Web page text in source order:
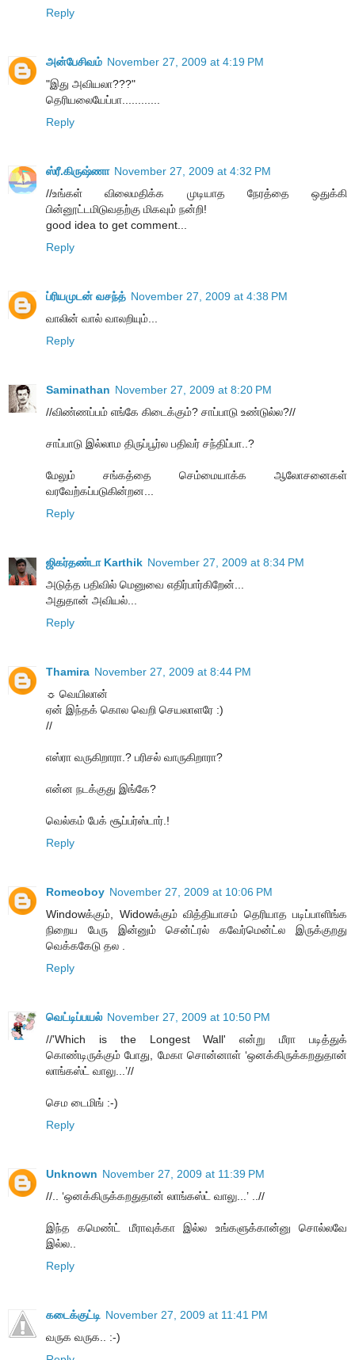
Reply
அன்பேசிவம் November 27, 2009 at 4:19 PM
"இது அவியலா???"
தெரியலையேப்பா............
Reply
ஸ்ரீ.கிருஷ்ணா November 27, 2009 at 4:32 PM
//உங்கள் விலைமதிக்க முடியாத நேரத்தை ஒதுக்கி
பின்னூட்டமிடுவதற்கு மிகவும் நன்றி!
good idea to get comment...
Reply
ப்ரியமுடன் வசந்த் November 27, 2009 at 4:38 PM
வாலின் வால் வாலறியும்...
Reply
Saminathan November 27, 2009 at 8:20 PM
//விண்ணப்பம் எங்கே கிடைக்கும்? சாப்பாடு உண்டுல்ல?//
சாப்பாடு இல்லாம திருப்பூர்ல பதிவர் சந்திப்பா..?
மேலும் சங்கத்தை செம்மையாக்க ஆலோசனைகள்
வரவேற்கப்படுகின்றன...
Reply
ஜிகர்தண்டா Karthik November 27, 2009 at 8:34 PM
அடுத்த பதிவில் மெனுவை எதிர்பார்கிறேன்...
அதுதான் அவியல்...
Reply
Thamira November 27, 2009 at 8:44 PM
☼ வெயிலான்
ஏன் இந்தக் கொல வெறி செயலாளரே :)
//
எஸ்ரா வருகிறாரா.? பரிசல் வாருகிறாரா?
என்ன நடக்குது இங்கே?
வெல்கம் பேக் சூப்பர்ஸ்டார்.!
Reply
Romeoboy November 27, 2009 at 10:06 PM
Windowக்கும், Widowக்கும் வித்தியாசம் தெரியாத படிப்பாளிங்க
நிறைய பேரு இன்னும் சென்ட்ரல் கவேர்மென்ட்ல இருக்குறது
வெக்ககேடு தல .
Reply
வெட்டிப்பயல் November 27, 2009 at 10:50 PM
//'Which is the Longest Wall' என்று மீரா படித்துக்
கொண்டிருக்கும் போது, மேகா சொன்னாள் ‘ஒனக்கிருக்கறதுதான்
லாங்கஸ்ட் வாலு...’//
செம டைமிங் :-)
Reply
Unknown November 27, 2009 at 11:39 PM
//.. ‘ஒனக்கிருக்கறதுதான் லாங்கஸ்ட் வாலு...’ ..//
இந்த கமெண்ட் மீராவுக்கா இல்ல உங்களுக்கான்னு சொல்லவே
இல்ல..
Reply
கடைக்குட்டி November 27, 2009 at 11:41 PM
வருக வருக.. :-)